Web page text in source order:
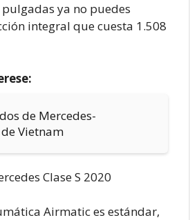
ya no puedes
integral que cuesta 1.508
de Mercedes-
Vietnam
Airmatic es estándar,